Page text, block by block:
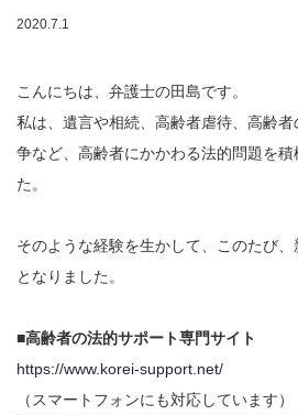
2020.7.1
こんにちは、弁護士の田島です。
私は、遺言や相続、高齢者虐待、高齢
争など、高齢者にかかわる法的問題を
た。
そのような経験を生かして、このたび
となりました。
■高齢者の法的サポート専門サイト
https://www.korei-support.net/
（スマートフォンにも対応しています）